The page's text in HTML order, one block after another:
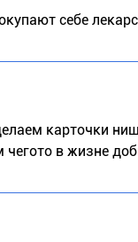
себе
карточки
в жизне